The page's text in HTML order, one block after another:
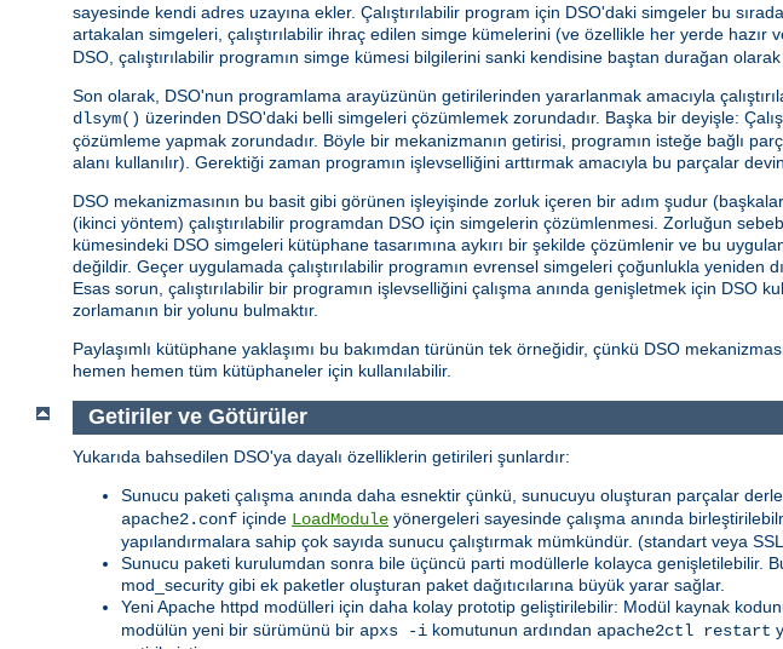
sayesinde kendi adres uzayına ekler. Çalıştırılabilir program için DSO'daki simgeler bu
artakalan simgeleri, çalıştırılabilir ihraç edilen simge kümelerini (ve özellikle her yerde hazır
DSO, çalıştırılabilir programın simge kümesi bilgilerini sanki kendisine baştan durağan
Son olarak, DSO'nun programlama arayüzünün getirilerinden yararlanmak amacıyla
dlsym() üzerinden DSO'daki belli simgeleri çözümlemek zorundadır. Başka bir deyişle:
çözümleme yapmak zorundadır. Böyle bir mekanizmanın getirisi, programın isteğe bağlı
alanı kullanılır). Gerektiği zaman programın işlevselliğini arttırmak amacıyla bu parçalar
DSO mekanizmasının bu basit gibi görünen işleyişinde zorluk içeren bir adım şudur
(ikinci yöntem) çalıştırılabilir programdan DSO için simgelerin çözümlenmesi. Zorluğun
kümesindeki DSO simgeleri kütüphane tasarımına aykırı bir şekilde çözümlenir ve bu
değildir. Geçer uygulamada çalıştırılabilir programın evrensel simgeleri çoğunlukla yeniden
Esas sorun, çalıştırılabilir bir programın işlevselliğini çalışma anında genişletmek için DSO
zorlamanın bir yolunu bulmaktır.
Paylaşımlı kütüphane yaklaşımı bu bakımdan türünün tek örneğidir, çünkü DSO
hemen hemen tüm kütüphaneler için kullanılabilir.
Getiriler ve Götürüler
Yukarıda bahsedilen DSO'ya dayalı özelliklerin getirileri şunlardır:
Sunucu paketi çalışma anında daha esnektir çünkü, sunucuyu oluşturan parçalar
apache2.conf içinde LoadModule yönergeleri sayesinde çalışma anında
yapılandırmalara sahip çok sayıda sunucu çalıştırmak mümkündür. (standart veya
Sunucu paketi kurulumdan sonra bile üçüncü parti modüllerle kolayca genişletilebilir.
mod_security gibi ek paketler oluşturan paket dağıtıcılarına büyük yarar sağlar.
Yeni Apache httpd modülleri için daha kolay prototip geliştirilebilir: Modül kaynak
modülün yeni bir sürümünü bir apxs -i komutunun ardından apache2ctl restart